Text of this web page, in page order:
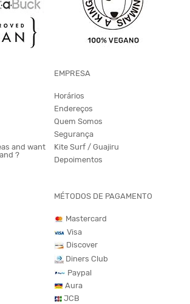
and want
?
EMPRESA
Horários
Endereços
Quem Somos
Segurança
Kite Surf / Guajiru
Depoimentos
MÉTODOS DE PAGAMENTO
Mastercard
Visa
Discover
Diners Club
Paypal
Aura
JCB